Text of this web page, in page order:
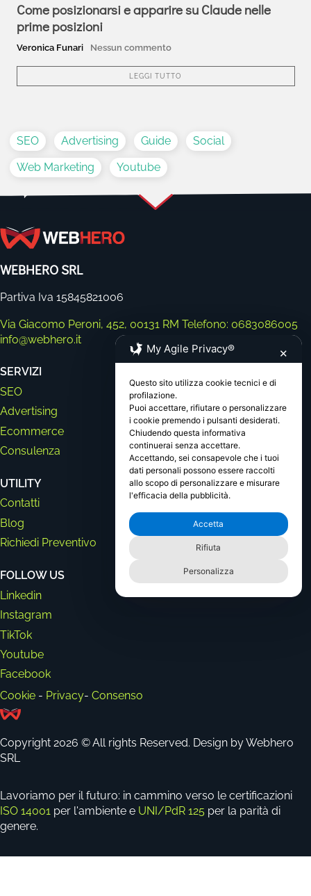
Come posizionarsi e apparire su Claude nelle
prime posizioni
Veronica Funari Nessun commento
LEGGI TUTTO
SEO Advertising Guide
Social
Web Marketing
Youtube
WEBHERO SRL
Partiva Iva 15845821006
Via Giacomo Peroni, 452, 00131 RM Telefono: 0683086005
info@webhero.it
SERVIZI
SEO
Advertising
Ecommerce
Consulenza
UTILITY
Contatti
Blog
Richiedi Preventivo
FOLLOW US
Linkedin
Instagram
TikTok
Youtube
Facebook
Cookie - Privacy- Consenso
Copyright 2026 © All rights Reserved. Design by Webhero
SRL
Lavoriamo per il futuro: in cammino verso le certificazioni
ISO 14001 per l'ambiente e UNI/PdR 125 per la parità di
genere.
My Agile Privacy® ✕
Questo sito utilizza cookie tecnici e di
profilazione.
Puoi accettare, rifiutare o personalizzare
i cookie premendo i pulsanti desiderati.
Chiudendo questa informativa
continuerai senza accettare.
Accettando, sei consapevole che i tuoi
dati personali possono essere raccolti
allo scopo di personalizzare e misurare
l'efficacia della pubblicità.
Accetta
Rifiuta
Personalizza